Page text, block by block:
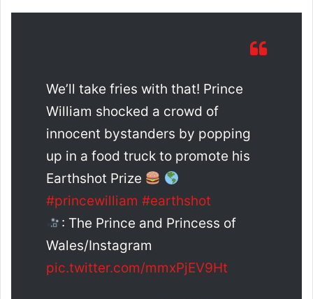
We’ll take fries with that! Prince
William shocked a crowd of
innocent bystanders by popping
up in a food truck to promote his
Earthshot Prize
#princewilliam #earthshot
: The Prince and Princess of
Wales/Instagram
pic.twitter.com/mmxPjEV9Ht